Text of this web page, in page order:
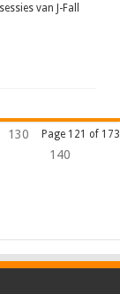
van J-Fall
Page 121 of 173
130
140